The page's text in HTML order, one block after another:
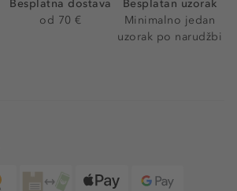
Besplatna dostava
od 70 €
Besplatan uzorak
Minimalno jedan
uzorak po narudžbi